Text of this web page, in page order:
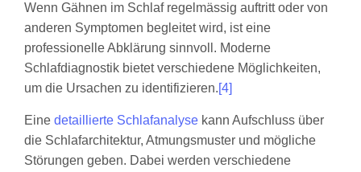
Wenn Gähnen im Schlaf regelmässig auftritt oder von
anderen Symptomen begleitet wird, ist eine
professionelle Abklärung sinnvoll. Moderne
Schlafdiagnostik bietet verschiedene Möglichkeiten,
um die Ursachen zu identifizieren.[4]
Eine detaillierte Schlafanalyse kann Aufschluss über
die Schlafarchitektur, Atmungsmuster und mögliche
Störungen geben. Dabei werden verschiedene